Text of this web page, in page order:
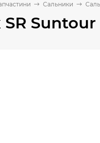
Сальники
Suntour